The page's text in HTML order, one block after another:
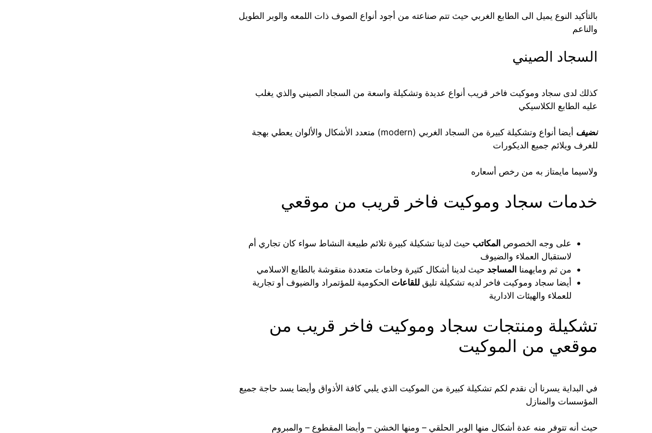
بالتأكيد النوع يميل الى الطابع الغربي حيث تتم صناعته من أجود أنواع الصوف ذات اللمعه والوبر الطويل
والناعم
السجاد الصيني
كذلك لدى سجاد وموكيت فاخر قريب أنواع عديدة وتشكيلة واسعة من السجاد الصيني والذي يغلب
عليه الطابع الكلاسيكي
نضيف
أيضا أنواع وتشكيلة كبيرة من السجاد الغربي (modern) متعدد الأشكال والألوان يعطي بهجة
للغرف ويلائم جميع الديكورات
ولاسيما مايمتاز به من رخص أسعاره
خدمات سجاد وموكيت فاخر قريب من موقعي
على وجه الخصوص المكاتب حيث لدينا تشكيلة كبيرة تلائم طبيعة النشاط سواء كان تجاري أم
لاستقبال العملاء والضيوف
من ثم ومايهمنا المساجد حيث لدينا أشكال كثيرة وخامات متعددة منقوشة بالطابع الاسلامي
أيضا سجاد وموكيت فاخر لديه تشكيلة تليق للقاعات الحكومية للمؤتمراد والضيوف أو تجارية
للعملاء والهيئات الادارية
تشكيلة ومنتجات سجاد وموكيت فاخر قريب من
موقعي من الموكيت
في البداية يسرنا أن نقدم لكم تشكيلة كبيرة من الموكيت الذي يلبي كافة الأذواق وأيضا يسد حاجة جميع
المؤسسات والمنازل
حيث أنه تتوفر منه عدة أشكال منها الوبر الحلقي – ومنها الخشن – وأيضا المقطوع – والمبروم